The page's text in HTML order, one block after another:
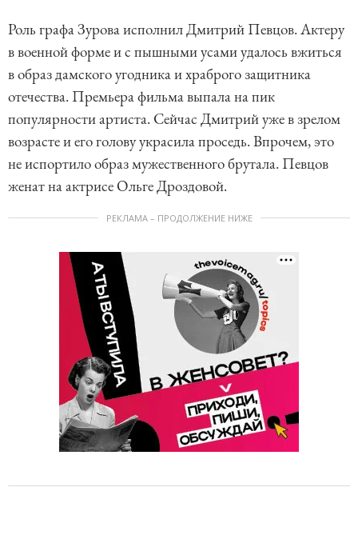
Роль графа Зурова исполнил Дмитрий Певцов. Актеру
в военной форме и с пышными усами удалось вжиться
в образ дамского угодника и храброго защитника
отечества. Премьера фильма выпала на пик
популярности артиста. Сейчас Дмитрий уже в зрелом
возрасте и его голову украсила проседь. Впрочем, это
не испортило образ мужественного брутала. Певцов
женат на актрисе Ольге Дроздовой.
РЕКЛАМА – ПРОДОЛЖЕНИЕ НИЖЕ